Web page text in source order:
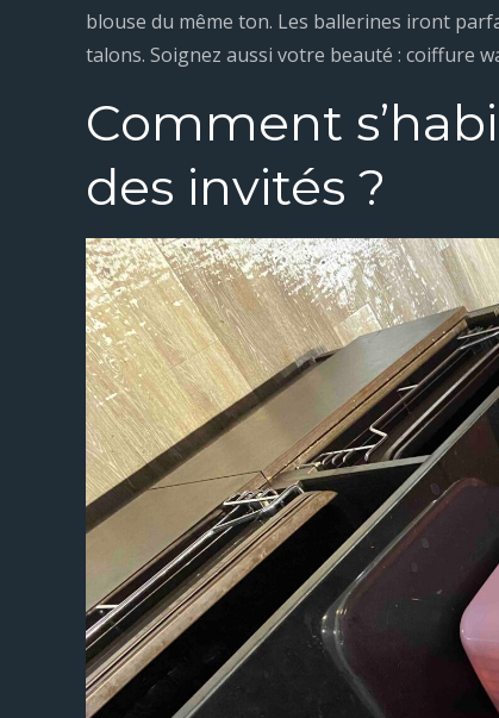
blouse du même ton. Les ballerines iront
talons. Soignez aussi votre beauté : coiffure
Comment
des invités ?